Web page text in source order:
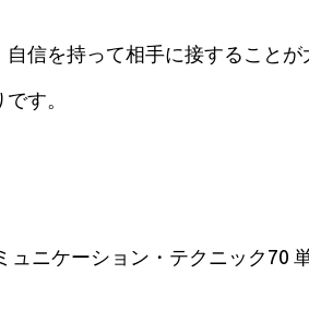
信を持って相手に接することが
す。
ュニケーション・テクニック70